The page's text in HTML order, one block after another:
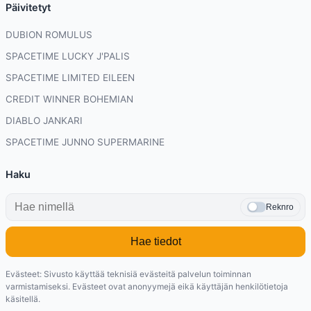
Päivitetyt
DUBION ROMULUS
SPACETIME LUCKY J'PALIS
SPACETIME LIMITED EILEEN
CREDIT WINNER BOHEMIAN
DIABLO JANKARI
SPACETIME JUNNO SUPERMARINE
Haku
Reknro
Hae tiedot
Evästeet: Sivusto käyttää teknisiä evästeitä palvelun toiminnan
varmistamiseksi. Evästeet ovat anonyymejä eikä käyttäjän henkilötietoja
käsitellä.